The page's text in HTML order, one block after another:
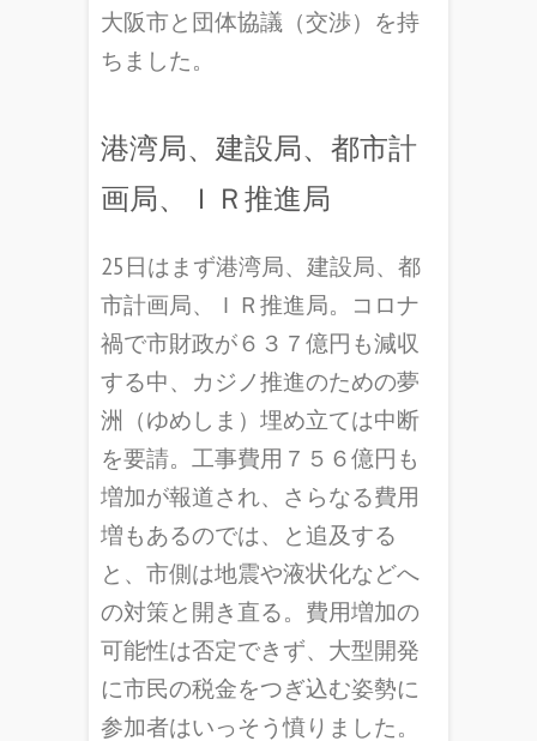
大阪市と団体協議（交渉）を持
ちました。
港湾局、建設局、都市計
画局、ＩＲ推進局
25日はまず港湾局、建設局、都
市計画局、ＩＲ推進局。コロナ
禍で市財政が６３７億円も減収
する中、カジノ推進のための夢
洲（ゆめしま）埋め立ては中断
を要請。工事費用７５６億円も
増加が報道され、さらなる費用
増もあるのでは、と追及する
と、市側は地震や液状化などへ
の対策と開き直る。費用増加の
可能性は否定できず、大型開発
に市民の税金をつぎ込む姿勢に
参加者はいっそう憤りました。